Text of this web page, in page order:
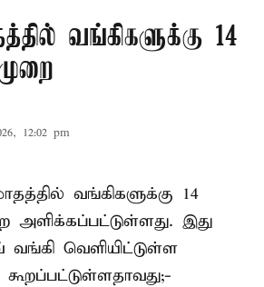
வங்கிகளுக்கு 14
12:02 pm
வங்கிகளுக்கு 14
அளிக்கப்பட்டுள்ளது. இது
வங்கி வெளியிட்டுள்ள
கூறப்பட்டுள்ளதாவது;-